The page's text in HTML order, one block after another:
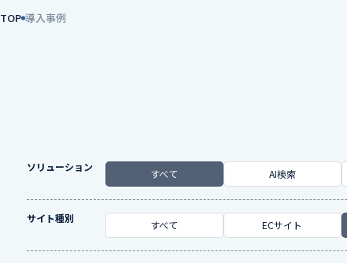
TOP 導入事例
ソリューション
すべて AI検索
サイト種別
すべて ECサイト